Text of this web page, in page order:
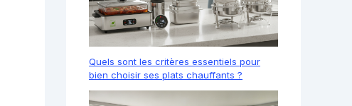
Quels sont les critères essentiels pour
bien choisir ses plats chauffants ?